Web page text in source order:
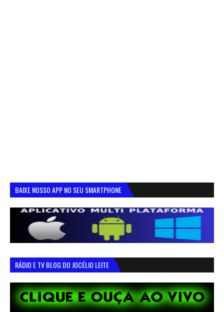
BAIXE NOSSO APP NO SEU SMARTPHONE
RÁDIO E TV BLOG DO JOCÉLIO LEITE